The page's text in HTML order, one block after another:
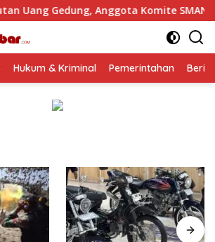
Anggota Komite SMAN 1 Tumpang
Hukum & Kriminal Pemerintahan